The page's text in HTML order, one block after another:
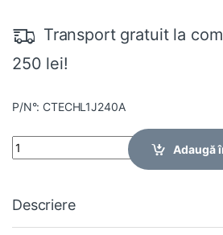
Transport gratuit la
250 lei!
P/N°: CTECHL1J240A
Quantity
Adaugă
Descriere